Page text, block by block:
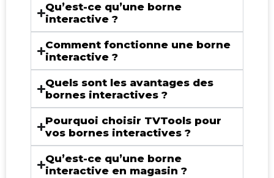
Qu’est-ce qu’une borne
interactive ?
Comment fonctionne une borne
interactive ?
Quels sont les avantages des
bornes interactives ?
Pourquoi choisir TVTools pour
vos bornes interactives ?
Qu’est-ce qu’une borne
interactive en magasin ?